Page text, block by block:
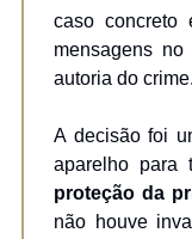
caso concreto
mensagens
autoria do crime.
A decisão foi
aparelho para
proteção da
não houve